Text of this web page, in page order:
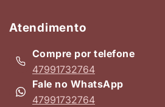
Atendimento
Compre por telefone
47991732764
Fale no WhatsApp
47991732764